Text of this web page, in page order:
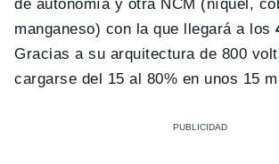
de autonomía y otra NCM (níquel,
manganeso) con la que llegará a los
Gracias a su arquitectura de 800
cargarse del 15 al 80% en unos 15